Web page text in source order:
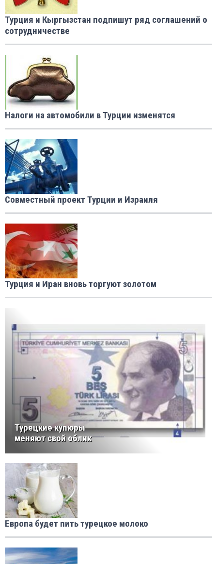
Турция и Кыргызстан подпишут ряд соглашений о
сотрудничестве
Налоги на автомобили в Турции изменятся
Совместный проект Турции и Израиля
Турция и Иран вновь торгуют золотом
Турецкие купюры
меняют свой облик
Европа будет пить турецкое молоко